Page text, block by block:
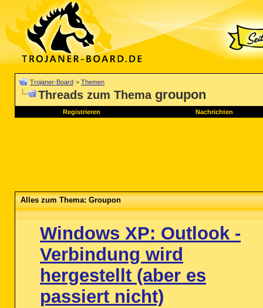
Trojaner-Board > Themen
Threads zum Thema groupon
Registrieren Nachrichten
Alles zum Thema: Groupon
Windows XP: Outlook -
Verbindung wird
hergestellt (aber es
passiert nicht)